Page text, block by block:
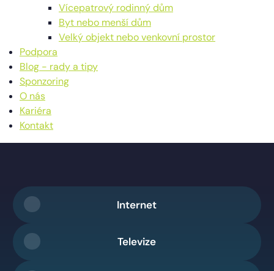
Vícepatrový rodinný dům
Byt nebo menší dům
Velký objekt nebo venkovní prostor
Podpora
Blog - rady a tipy
Sponzoring
O nás
Kariéra
Kontakt
Internet
Televize